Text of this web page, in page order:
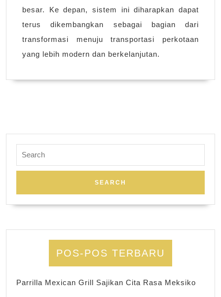
besar. Ke depan, sistem ini diharapkan dapat
terus dikembangkan sebagai bagian dari
transformasi menuju transportasi perkotaan
yang lebih modern dan berkelanjutan.
for:
POS-POS TERBARU
Parrilla Mexican Grill Sajikan Cita Rasa Meksiko